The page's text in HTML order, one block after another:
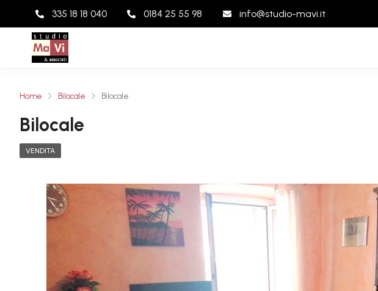
335 18 18 040 0184 25 55 98 info@studio-mavi.it
Home Bilocale Bilocale
Bilocale
VENDITA